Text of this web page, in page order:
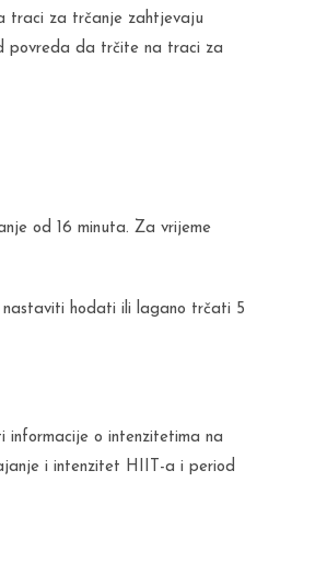
traci za trčanje zahtjevaju
povreda da trčite na traci za
od 16 minuta. Za vrijeme
nastaviti hodati ili lagano trčati 5
o intenzitetima na
i intenzitet HIIT-a i period